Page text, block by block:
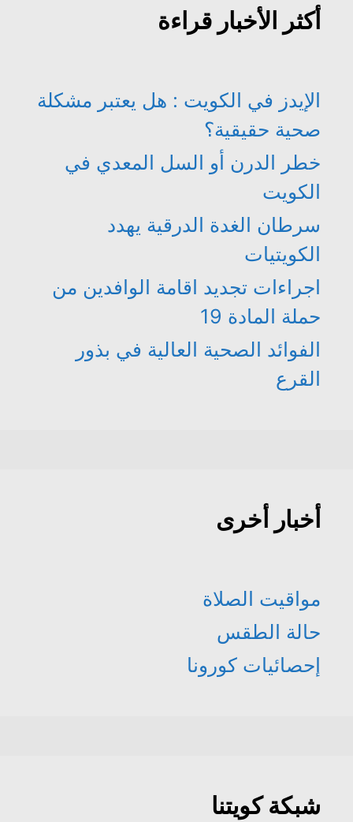
أكثر الأخبار قراءة
الإيدز في الكويت : هل يعتبر مشكلة
صحية حقيقية؟
خطر الدرن أو السل المعدي في
الكويت
سرطان الغدة الدرقية يهدد
الكويتيات
اجراءات تجديد اقامة الوافدين من
حملة المادة 19
الفوائد الصحية العالية في بذور
القرع
أخبار أخرى
مواقيت الصلاة
حالة الطقس
إحصائيات كورونا
شبكة كويتنا